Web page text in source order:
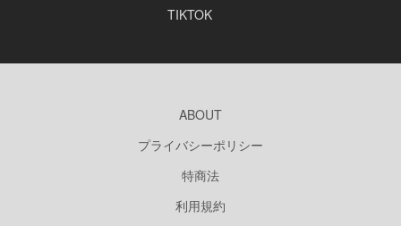
TIKTOK
ABOUT
プライバシーポリシー
特商法
利用規約